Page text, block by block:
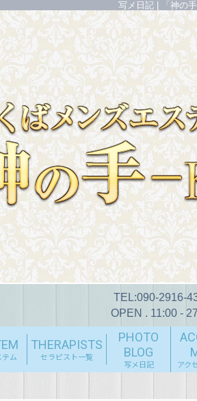
写メ日記 | 「神の手
TEL:090-2916-
OPEN . 11:00 -
ム
THERAPISTS
セラピスト一覧
PHOTO
BLOG
写メ日記 アク